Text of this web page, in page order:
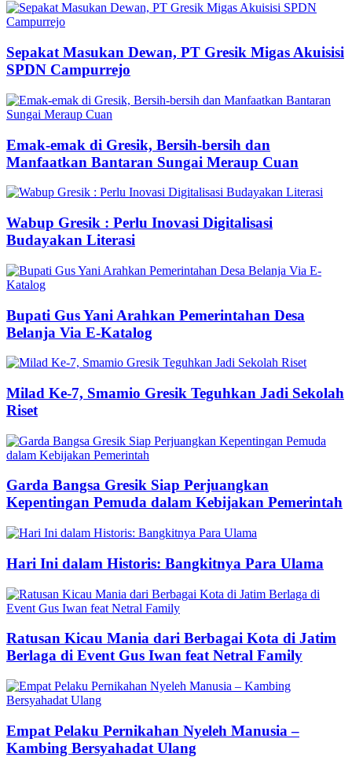
Sepakat Masukan Dewan, PT Gresik Migas Akuisisi
SPDN Campurrejo
Emak-emak di Gresik, Bersih-bersih dan
Manfaatkan Bantaran Sungai Meraup Cuan
Wabup Gresik : Perlu Inovasi Digitalisasi
Budayakan Literasi
Bupati Gus Yani Arahkan Pemerintahan Desa
Belanja Via E-Katalog
Milad Ke-7, Smamio Gresik Teguhkan Jadi Sekolah
Riset
Garda Bangsa Gresik Siap Perjuangkan
Kepentingan Pemuda dalam Kebijakan Pemerintah
Hari Ini dalam Historis: Bangkitnya Para Ulama
Ratusan Kicau Mania dari Berbagai Kota di Jatim
Berlaga di Event Gus Iwan feat Netral Family
Empat Pelaku Pernikahan Nyeleh Manusia –
Kambing Bersyahadat Ulang